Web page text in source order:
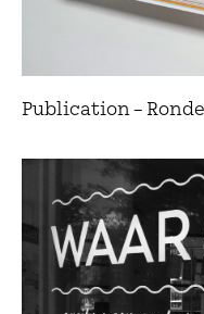
Publication –